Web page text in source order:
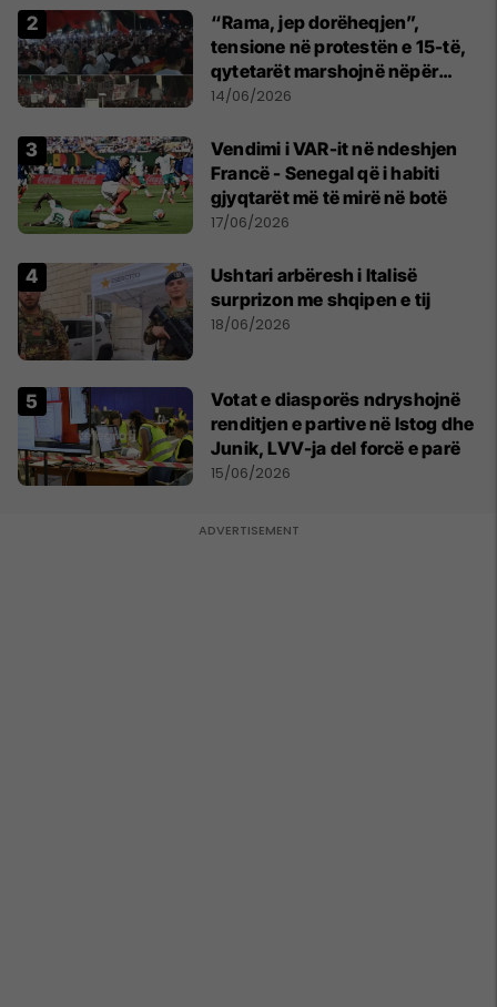
“Rama, jep dorëheqjen”,
tensione në protestën e 15-të,
qytetarët marshojnë nëpër
kryeqytet
14/06/2026
Vendimi i VAR-it në ndeshjen
Francë - Senegal që i habiti
gjyqtarët më të mirë në botë
17/06/2026
Ushtari arbëresh i Italisë
surprizon me shqipen e tij
18/06/2026
Votat e diasporës ndryshojnë
renditjen e partive në Istog dhe
Junik, LVV-ja del forcë e parë
15/06/2026